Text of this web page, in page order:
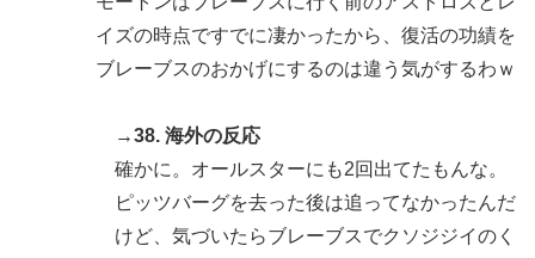
イズの時点ですでに凄かったから、復活の功績を
ブレーブスのおかげにするのは違う気がするわｗ
→38. 海外の反応
確かに。オールスターにも2回出てたもんな。
ピッツバーグを去った後は追ってなかったんだ
けど、気づいたらブレーブスでクソジジイのく